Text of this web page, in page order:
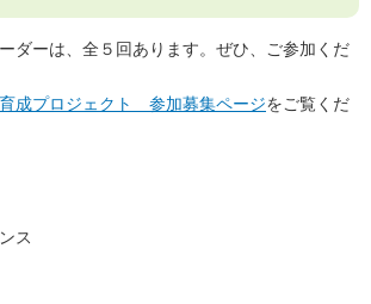
ダーは、全５回あります。ぜひ、ご参加くだ
成プロジェクト 参加募集ページをご覧くだ
ス